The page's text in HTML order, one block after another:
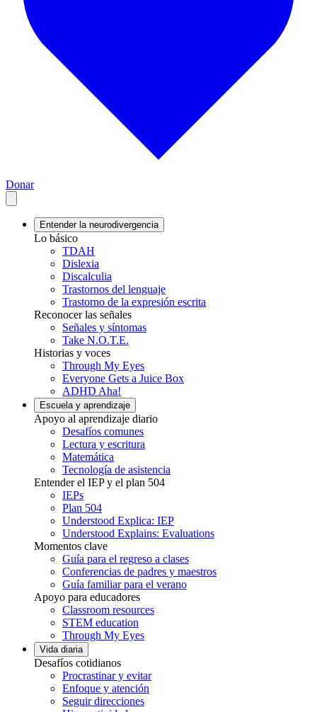
Donar
Entender la neurodivergencia
Lo básico
TDAH
Dislexia
Discalculia
Trastornos del lenguaje
Trastorno de la expresión escrita
Reconocer las señales
Señales y síntomas
Take N.O.T.E.
Historias y voces
Through My Eyes
Everyone Gets a Juice Box
ADHD Aha!
Escuela y aprendizaje
Apoyo al aprendizaje diario
Desafíos comunes
Lectura y escritura
Matemática
Tecnología de asistencia
Entender el IEP y el plan 504
IEPs
Plan 504
Understood Explica: IEP
Understood Explains: Evaluations
Momentos clave
Guía para el regreso a clases
Conferencias de padres y maestros
Guía familiar para el verano
Apoyo para educadores
Classroom resources
STEM education
Through My Eyes
Vida diaria
Desafíos cotidianos
Procrastinar y evitar
Enfoque y atención
Seguir direcciones